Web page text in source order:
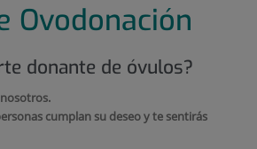
Ovodonación
donante de óvulos?
cumplan su deseo y te sentirás